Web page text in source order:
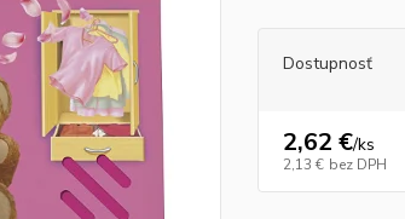
Dostupnosť
2,62 €/ks
2,13 € bez DPH